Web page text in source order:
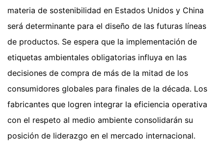
materia de sostenibilidad en Estados Unidos y China
será determinante para el diseño de las futuras líneas
de productos. Se espera que la implementación de
etiquetas ambientales obligatorias influya en las
decisiones de compra de más de la mitad de los
consumidores globales para finales de la década. Los
fabricantes que logren integrar la eficiencia operativa
con el respeto al medio ambiente consolidarán su
posición de liderazgo en el mercado internacional.